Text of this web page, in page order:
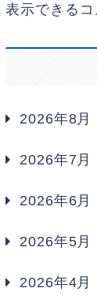
表示できるコ
2026年8月
2026年7月
2026年6月
2026年5月
2026年4月